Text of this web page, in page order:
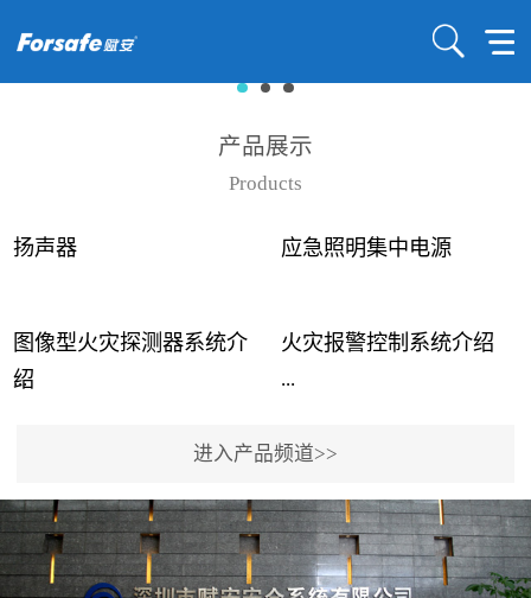
产品展示
Products
扬声器 应急照明集中电源
图像型火灾探测器系统介
绍
...
事故频发，传统的火灾探
测方法已无法满足要求。
尤其是目前众多的大型影
火灾报警控制系统介绍
...
用了具有仲裁机制和冗余
校验的总线传输技术、线
路状态检测与保护技术、
进入产品频道>>